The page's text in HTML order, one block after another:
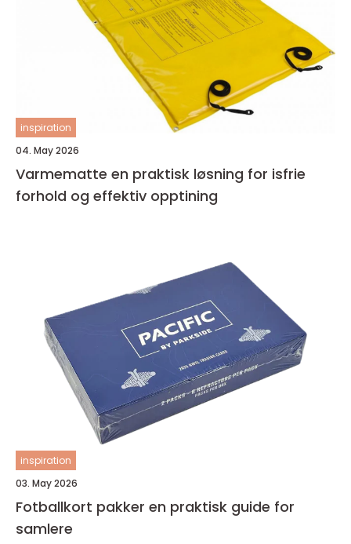
inspiration
04. May 2026
Varmematte en praktisk løsning for isfrie
forhold og effektiv opptining
inspiration
03. May 2026
Fotballkort pakker en praktisk guide for
samlere